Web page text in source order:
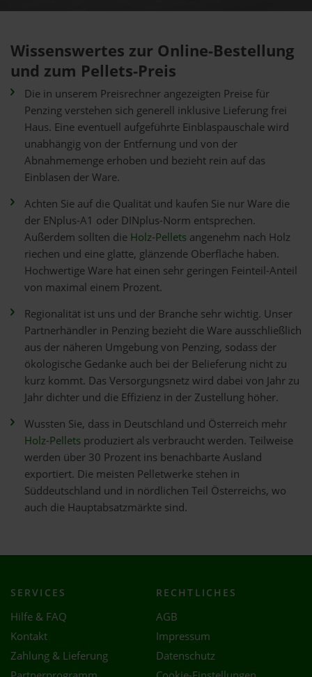
Wissenswertes zur Online-Bestellung
und zum Pellets-Preis
Die in unserem Preisrechner angezeigten Preise für
Penzing verstehen sich generell inklusive Lieferung frei
Haus. Eine eventuell aufgeführte Einblaspauschale wird
unabhängig von der Entfernung und von der
Abnahmemenge erhoben und bezieht rein auf das
Einblasen der Ware.
Achten Sie auf die Qualität und kaufen Sie nur Ware die
der ENplus-A1 oder DINplus-Norm entsprechen.
Außerdem sollten die Holz-Pellets angenehm nach Holz
riechen und eine glatte, glänzende Oberfläche haben.
Hochwertige Ware hat einen sehr geringen Feinteil-Anteil
von maximal einem Prozent.
Regionalität ist uns und der Branche sehr wichtig. Unser
Partnerhändler in Penzing bezieht die Ware ausschließlich
aus der näheren Umgebung von Penzing, sodass der
ökologische Gedanke auch bei der Belieferung nicht zu
kurz kommt. Das Versorgungsnetz wird dabei von Jahr zu
Jahr dichter und die Effizienz in der Zustellung höher.
Wussten Sie, dass in Deutschland und Österreich mehr
Holz-Pellets produziert als verbraucht werden. Teilweise
werden über 30 Prozent ins benachbarte Ausland
exportiert. Die meisten Pelletwerke stehen in
Süddeutschland und in nördlichen Teil Österreichs, wo
auch die Hauptabsatzmärkte sind.
SERVICES
Hilfe & FAQ
Kontakt
Zahlung & Lieferung
RECHTLICHES
AGB
Impressum
Datenschutz